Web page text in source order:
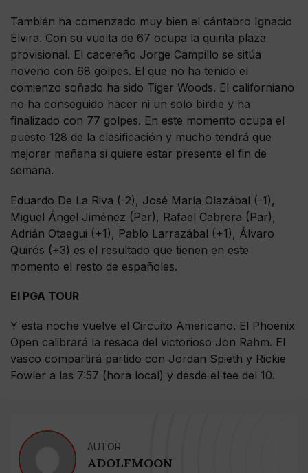
También ha comenzado muy bien el cántabro Ignacio
Elvira. Con su vuelta de 67 ocupa la quinta plaza
provisional. El cacereño Jorge Campillo se sitúa
noveno con 68 golpes. El que no ha tenido el
comienzo soñado ha sido Tiger Woods. El californiano
no ha conseguido hacer ni un solo birdie y ha
finalizado con 77 golpes. En este momento ocupa el
puesto 128 de la clasificación y mucho tendrá que
mejorar mañana si quiere estar presente el fin de
semana.
Eduardo De La Riva (-2), José María Olazábal (-1),
Miguel Ángel Jiménez (Par), Rafael Cabrera (Par),
Adrián Otaegui (+1), Pablo Larrazábal (+1), Álvaro
Quirós (+3) es el resultado que tienen en este
momento el resto de españoles.
El PGA TOUR
Y esta noche vuelve el Circuito Americano. El Phoenix
Open calibrará la resaca del victorioso Jon Rahm. El
vasco compartirá partido con Jordan Spieth y Rickie
Fowler a las 7:57 (hora local) y desde el tee del 10.
AUTOR
ADOLFMOON